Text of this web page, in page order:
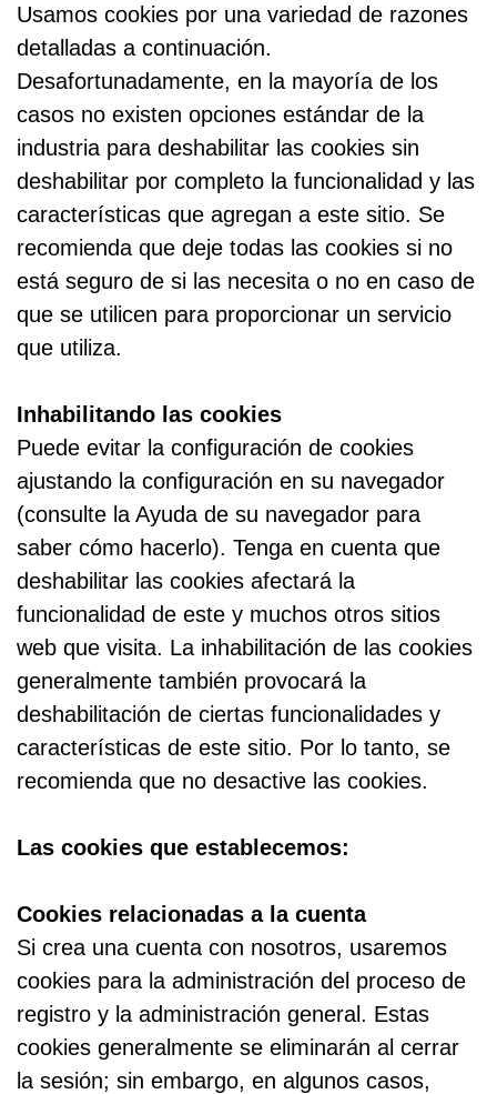
Usamos cookies por una variedad de razones
detalladas a continuación.
Desafortunadamente, en la mayoría de los
casos no existen opciones estándar de la
industria para deshabilitar las cookies sin
deshabilitar por completo la funcionalidad y las
características que agregan a este sitio. Se
recomienda que deje todas las cookies si no
está seguro de si las necesita o no en caso de
que se utilicen para proporcionar un servicio
que utiliza.
Inhabilitando las cookies
Puede evitar la configuración de cookies
ajustando la configuración en su navegador
(consulte la Ayuda de su navegador para
saber cómo hacerlo). Tenga en cuenta que
deshabilitar las cookies afectará la
funcionalidad de este y muchos otros sitios
web que visita. La inhabilitación de las cookies
generalmente también provocará la
deshabilitación de ciertas funcionalidades y
características de este sitio. Por lo tanto, se
recomienda que no desactive las cookies.
Las cookies que establecemos:
Cookies relacionadas a la cuenta
Si crea una cuenta con nosotros, usaremos
cookies para la administración del proceso de
registro y la administración general. Estas
cookies generalmente se eliminarán al cerrar
la sesión; sin embargo, en algunos casos,